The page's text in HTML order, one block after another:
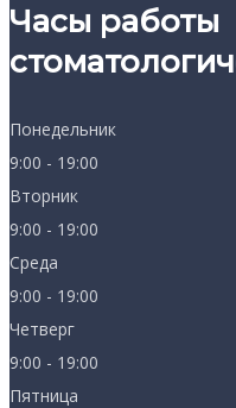
Часы работы
Понедельник
9:00 - 19:00
Вторник
9:00 - 19:00
Среда
9:00 - 19:00
Четверг
9:00 - 19:00
Пятница